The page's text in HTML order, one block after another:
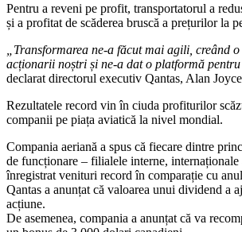
Pentru a reveni pe profit, transportatorul a
și a profitat de scăderea bruscă a prețurilor la
„Transformarea ne-a făcut mai agili, creând
acționarii noștri și ne-a dat o platformă
declarat directorul executiv Qantas, Alan
Rezultatele record vin în ciuda profiturilor
companii pe piața aviatică la nivel mondial.
Compania aeriană a spus că fiecare dintre
de funcționare – filialele interne,
înregistrat venituri record în comparație cu
Qantas a anunțat că valoarea unui dividend a
acțiune.
De asemenea, compania a anunțat că va